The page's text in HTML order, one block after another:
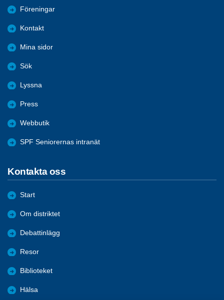
Föreningar
Kontakt
Mina sidor
Sök
Lyssna
Press
Webbutik
SPF Seniorernas intranät
Kontakta oss
Start
Om distriktet
Debattinlägg
Resor
Biblioteket
Hälsa